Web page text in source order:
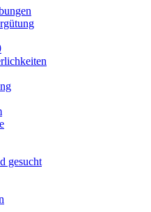
gesucht